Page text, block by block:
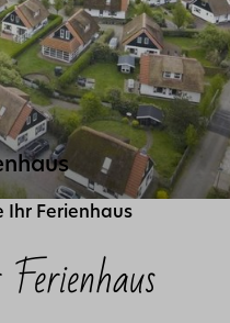
Ihr Ferienhaus